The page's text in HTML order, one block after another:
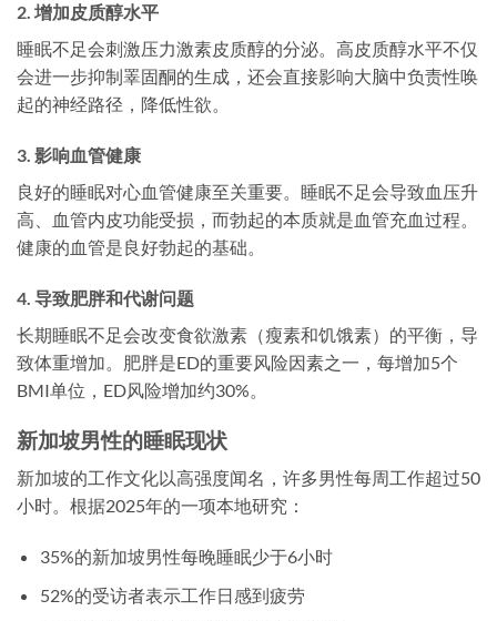
2. 增加皮质醇水平
睡眠不足会刺激压力激素皮质醇的分泌。高皮质醇水平不仅
会进一步抑制睪固酮的生成，还会直接影响大脑中负责性唤
起的神经路径，降低性欲。
3. 影响血管健康
良好的睡眠对心血管健康至关重要。睡眠不足会导致血压升
高、血管内皮功能受损，而勃起的本质就是血管充血过程。
健康的血管是良好勃起的基础。
4. 导致肥胖和代谢问题
长期睡眠不足会改变食欲激素（瘦素和饥饿素）的平衡，导
致体重增加。肥胖是ED的重要风险因素之一，每增加5个
BMI单位，ED风险增加约30%。
新加坡男性的睡眠现状
新加坡的工作文化以高强度闻名，许多男性每周工作超过50
小时。根据2025年的一项本地研究：
35%的新加坡男性每晚睡眠少于6小时
52%的受访者表示工作日感到疲劳